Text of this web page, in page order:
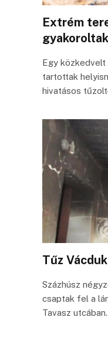
Extrém
Egy közkedvelt
tartottak
hivatásos
Tűz
Százhúsz
csaptak fel a
Tavasz utcában.